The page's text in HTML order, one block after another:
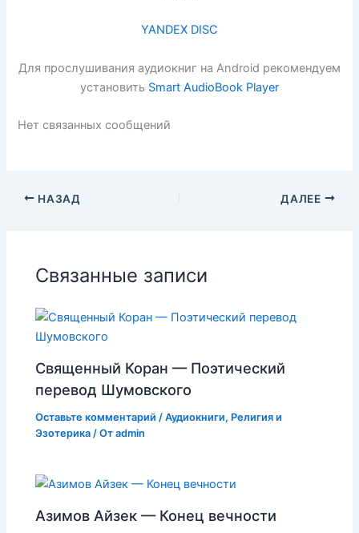
YANDEX DISC
Для прослушивания аудиокниг на Android рекомендуем
установить Smart AudioBook Player
Нет связанных сообщений
НАЗАД ДАЛЕЕ
Связанные записи
Священный Коран — Поэтический
перевод Шумовского
Оставьте комментарий /Аудиокниги, Религия и
Эзотерика / Отadmin
Азимов Айзек — Конец вечности